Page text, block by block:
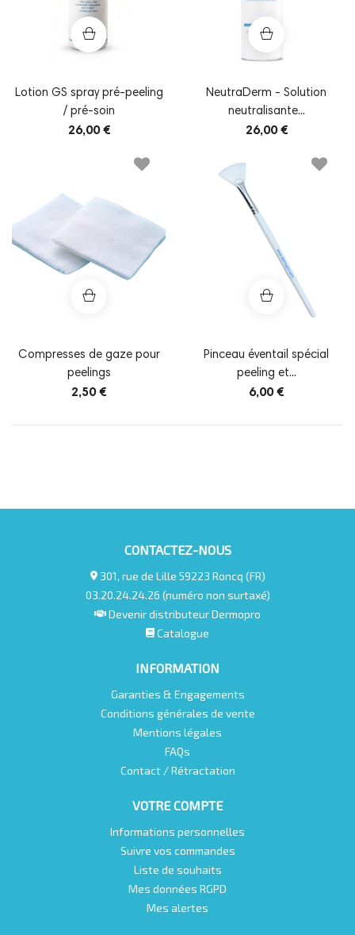
Lotion GS spray pré-peeling
/ pré-soin
26,00 €
NeutraDerm - Solution
neutralisante...
26,00 €
Compresses de gaze pour
peelings
2,50 €
Pinceau éventail spécial
peeling et...
6,00 €
CONTACTEZ-NOUS
301, rue de Lille 59223 Roncq (FR)
03.20.24.24.26 (numéro non surtaxé)
Devenir distributeur Dermopro
Catalogue
INFORMATION
Garanties & Engagements
Conditions générales de vente
Mentions légales
FAQs
Contact / Rétractation
VOTRE COMPTE
Informations personnelles
Suivre vos commandes
Liste de souhaits
Mes données RGPD
Mes alertes